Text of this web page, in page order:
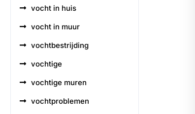
vocht in huis
vocht in muur
vochtbestrijding
vochtige
vochtige muren
vochtproblemen